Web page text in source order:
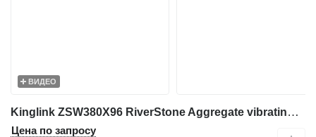
ВИДЕО
Kinglink ZSW380X96 RiverStone Aggregate vibrating feeding machine
Цена по запросу